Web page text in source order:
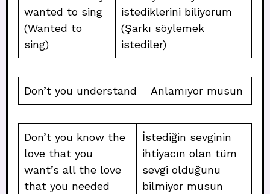
wanted to sing
(Wanted to
sing)
istediklerini biliyorum
(Şarkı söylemek
istediler)
Don’t you understand Anlamıyor musun
Don’t you know the
love that you
want’s all the love
that you needed
İstediğin sevginin
ihtiyacın olan tüm
sevgi olduğunu
bilmiyor musun